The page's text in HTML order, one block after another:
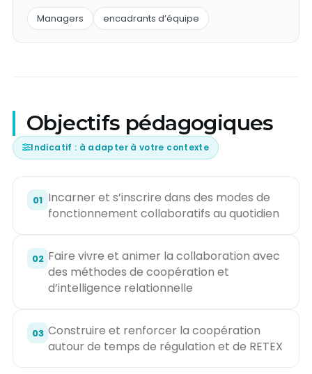
Managers encadrants d’équipe
Objectifs pédagogiques
Indicatif : à adapter à votre contexte
01 Incarner et s’inscrire dans des modes de
fonctionnement collaboratifs au quotidien
02 Faire vivre et animer la collaboration avec
des méthodes de coopération et
d’intelligence relationnelle
03 Construire et renforcer la coopération
autour de temps de régulation et de RETEX